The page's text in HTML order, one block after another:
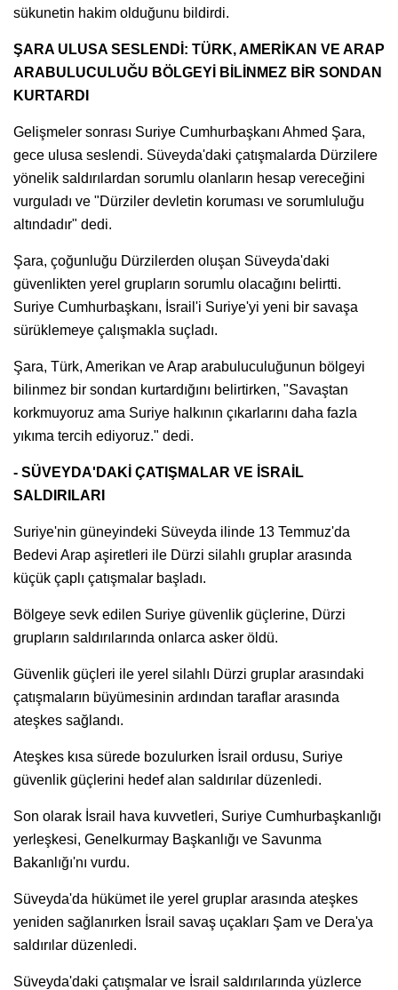
sükunetin hakim olduğunu bildirdi.
ŞARA ULUSA SESLENDİ: TÜRK, AMERİKAN VE ARAP
ARABULUCULUĞU BÖLGEYİ BİLİNMEZ BİR SONDAN
KURTARDI
Gelişmeler sonrası Suriye Cumhurbaşkanı Ahmed Şara,
gece ulusa seslendi. Süveyda'daki çatışmalarda Dürzilere
yönelik saldırılardan sorumlu olanların hesap vereceğini
vurguladı ve "Dürziler devletin koruması ve sorumluluğu
altındadır" dedi.
Şara, çoğunluğu Dürzilerden oluşan Süveyda'daki
güvenlikten yerel grupların sorumlu olacağını belirtti.
Suriye Cumhurbaşkanı, İsrail'i Suriye'yi yeni bir savaşa
sürüklemeye çalışmakla suçladı.
Şara, Türk, Amerikan ve Arap arabuluculuğunun bölgeyi
bilinmez bir sondan kurtardığını belirtirken, "Savaştan
korkmuyoruz ama Suriye halkının çıkarlarını daha fazla
yıkıma tercih ediyoruz." dedi.
- SÜVEYDA'DAKİ ÇATIŞMALAR VE İSRAİL
SALDIRILARI
⁠Suriye'nin güneyindeki Süveyda ilinde 13 Temmuz'da
Bedevi Arap aşiretleri ile Dürzi silahlı gruplar arasında
küçük çaplı çatışmalar başladı.
Bölgeye sevk edilen Suriye güvenlik güçlerine, Dürzi
grupların saldırılarında onlarca asker öldü.
Güvenlik güçleri ile yerel silahlı Dürzi gruplar arasındaki
çatışmaların büyümesinin ardından taraflar arasında
ateşkes sağlandı.
Ateşkes kısa sürede bozulurken İsrail ordusu, Suriye
güvenlik güçlerini hedef alan saldırılar düzenledi.
Son olarak İsrail hava kuvvetleri, Suriye Cumhurbaşkanlığı
yerleşkesi, Genelkurmay Başkanlığı ve Savunma
Bakanlığı'nı vurdu.
Süveyda'da hükümet ile yerel gruplar arasında ateşkes
yeniden sağlanırken İsrail savaş uçakları Şam ve Dera'ya
saldırılar düzenledi.
Süveyda'daki çatışmalar ve İsrail saldırılarında yüzlerce